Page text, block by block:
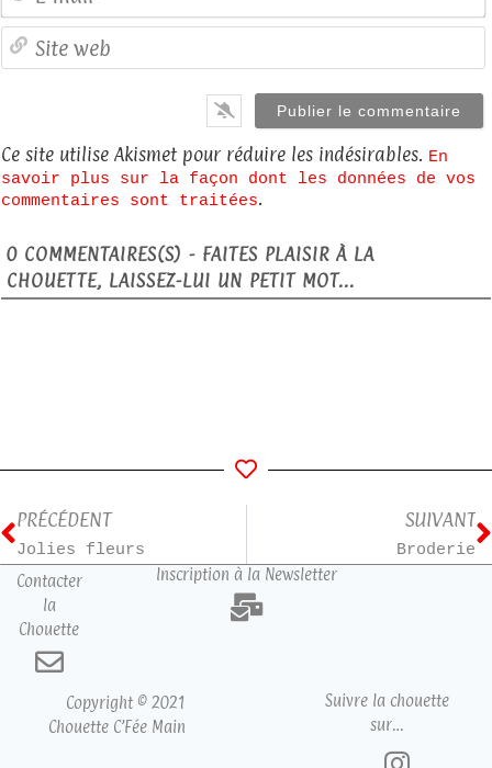
Ce site utilise Akismet pour réduire les indésirables. En
savoir plus sur la façon dont les données de vos
commentaires sont traitées.
0 COMMENTAIRES(S) - FAITES PLAISIR À LA
CHOUETTE, LAISSEZ-LUI UN PETIT MOT...
PRÉCÉDENT
Jolies fleurs
SUIVANT
Broderie
Contacter
la
Chouette
Inscription à la Newsletter
Copyright © 2021
Chouette C’Fée Main
Suivre la chouette
sur…